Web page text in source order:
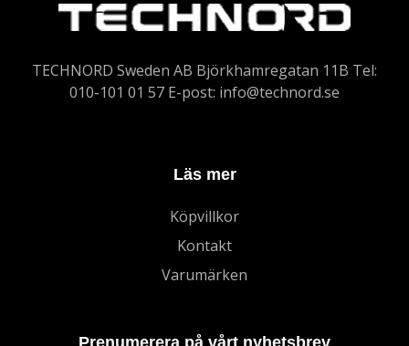
TECHNORD Sweden AB Björkhamregatan 11B Tel:
010-101 01 57 E-post: info@technord.se
Läs mer
Köpvillkor
Kontakt
Varumärken
Prenumerera på vårt nyhetsbrev